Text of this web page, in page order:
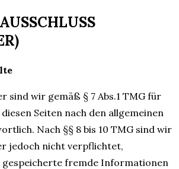
sind wir gemäß § 7 Abs.1 TMG für
Seiten nach den allgemeinen
Nach §§ 8 bis 10 TMG sind wir
jedoch nicht verpflichtet,
fremde Informationen